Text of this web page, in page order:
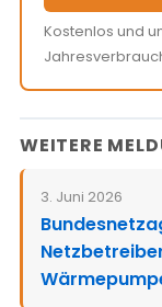
Kostenlos und
WEITERE
3. Juni 2026